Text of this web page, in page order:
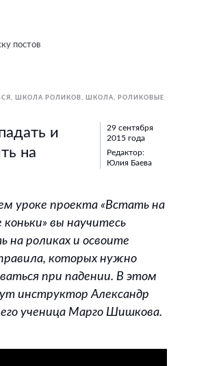
постов
ШКОЛА РОЛИКОВ ШКОЛА
РОЛИКОВЫЕ
и
на
29 сентября
2015 года
Редактор:
Юлия Баева
уроке проекта «Встать на
коньки» вы научитесь
на роликах и освоите
которых нужно
при падении. В этом
инструктор Александр
ученица Марго Шишкова.